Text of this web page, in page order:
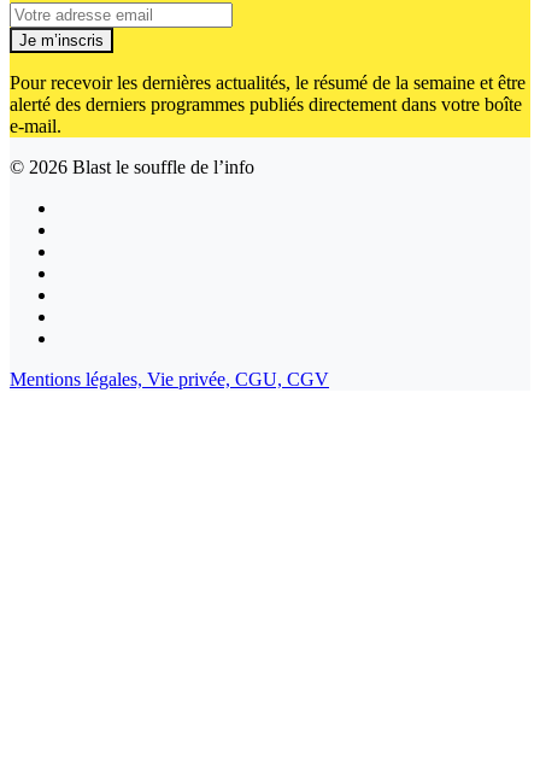
Je m’inscris
Pour recevoir les dernières actualités, le résumé de la semaine et être
alerté des derniers programmes publiés directement dans votre boîte
e-mail.
© 2026 Blast le souffle de l’info
Mentions légales, Vie privée, CGU, CGV